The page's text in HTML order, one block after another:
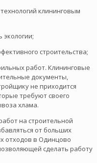
клининговым
строительства;
работ. Клининговые
документы,
не приходится
требуют своего
хлама.
на строительной
от больших
отходов в Одинцово
сделать работу